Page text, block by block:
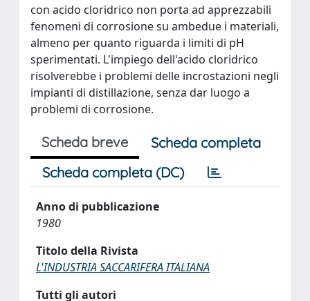
con acido cloridrico non porta ad apprezzabili
fenomeni di corrosione su ambedue i materiali,
almeno per quanto riguarda i limiti di pH
sperimentati. L'impiego dell'acido cloridrico
risolverebbe i problemi delle incrostazioni negli
impianti di distillazione, senza dar luogo a
problemi di corrosione.
Scheda breve
Scheda completa
Scheda completa (DC)
Anno di pubblicazione
1980
Titolo della Rivista
L'INDUSTRIA SACCARIFERA ITALIANA
Tutti gli autori